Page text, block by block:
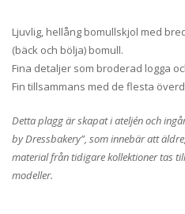
Ljuvlig, hellång bomullskjol med
(bäck och bölja) bomull.
Fina detaljer som broderad logga
Fin tillsammans med de flesta
Detta plagg är skapat i ateljén och
by Dressbakery”, som innebär att
material från tidigare kollektioner tas
modeller.